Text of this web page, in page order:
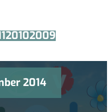
20102009
2014